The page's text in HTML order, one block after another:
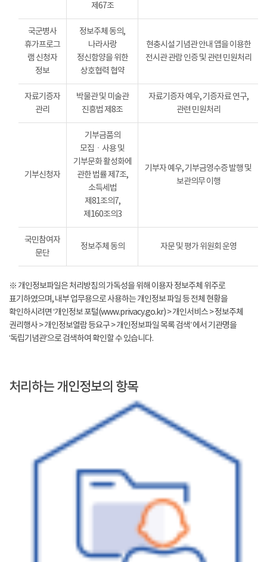
제67조
국군병사
휴가프로그
램 신청자
정보
정보주체 동의,
나라사랑
정신함양을 위한
상호협력 협약
현충시설 기념관 안내 앱을 이용한
전시관 관람 인증 및 관련 민원처리
자료기증자
관리
박물관 및 미술관
진흥법 제8조
자료기증자 예우, 기증자료 연구,
관련 민원처리
기부신청자
기부금품의
모집ㆍ사용 및
기부문화 활성화에
관한 법률 제7조,
소득세법
제81조의7,
제160조의3
기부자 예우, 기부금영수증 발행 및
보관의무 이행
국민참여자
문단
정보주체 동의 자문 및 평가 위원회 운영
※ 개인정보파일은 처리방침의 가독성을 위해 이용자 정보주체 위주로
표기하였으며, 내부 업무용으로 사용하는 개인정보 파일 등 전체 현황을
확인하시려면 ‘개인정보 포털(www.privacy.go.kr) > 개인서비스 > 정보주체
권리행사 > 개인정보열람 등요구 > 개인정보파일 목록 검색’ 에서 기관명을
‘독립기념관’으로 검색하여 확인할 수 있습니다.
처리하는 개인정보의 항목